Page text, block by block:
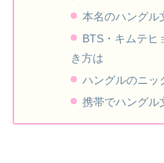
本名のハングル
BTS・キムテヒ
き方は
ハングルのニッ
携帯でハングル